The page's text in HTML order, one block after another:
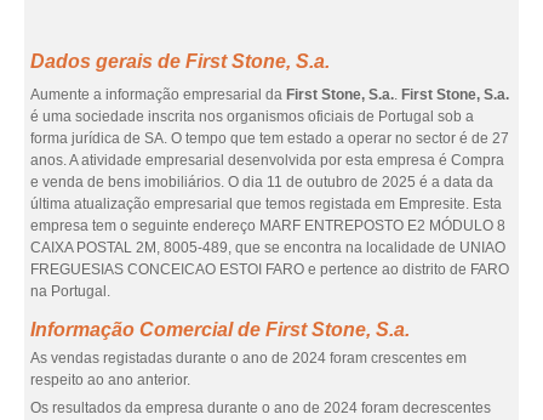
Dados gerais de First Stone, S.a.
Aumente a informação empresarial da First Stone, S.a.. First Stone, S.a.
é uma sociedade inscrita nos organismos oficiais de Portugal sob a
forma jurídica de SA. O tempo que tem estado a operar no sector é de 27
anos. A atividade empresarial desenvolvida por esta empresa é Compra
e venda de bens imobiliários. O dia 11 de outubro de 2025 é a data da
última atualização empresarial que temos registada em Empresite. Esta
empresa tem o seguinte endereço MARF ENTREPOSTO E2 MÓDULO 8
CAIXA POSTAL 2M, 8005-489, que se encontra na localidade de UNIAO
FREGUESIAS CONCEICAO ESTOI FARO e pertence ao distrito de FARO
na Portugal.
Informação Comercial de First Stone, S.a.
As vendas registadas durante o ano de 2024 foram crescentes em
respeito ao ano anterior.
Os resultados da empresa durante o ano de 2024 foram decrescentes